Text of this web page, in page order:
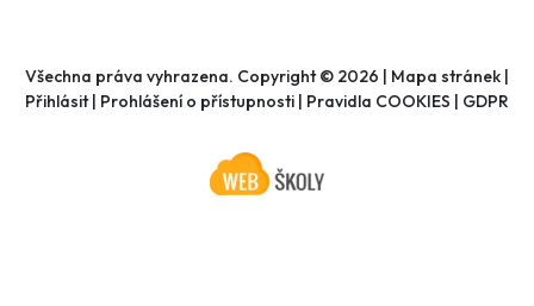
Všechna práva vyhrazena. Copyright © 2026 | Mapa stránek |
Přihlásit| Prohlášení o přístupnosti | Pravidla COOKIES | GDPR